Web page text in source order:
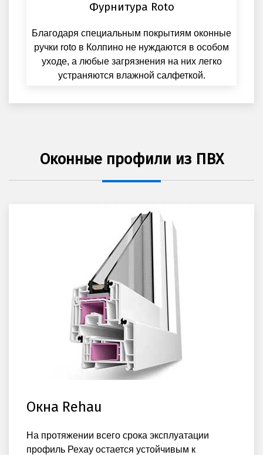
Фурнитура Roto
Благодаря специальным покрытиям оконные
ручки roto в Колпино не нуждаются в особом
уходе, а любые загрязнения на них легко
устраняются влажной салфеткой.
Оконные профили из ПВХ
Окна Rehau
На протяжении всего срока эксплуатации
профиль Рехау остается устойчивым к